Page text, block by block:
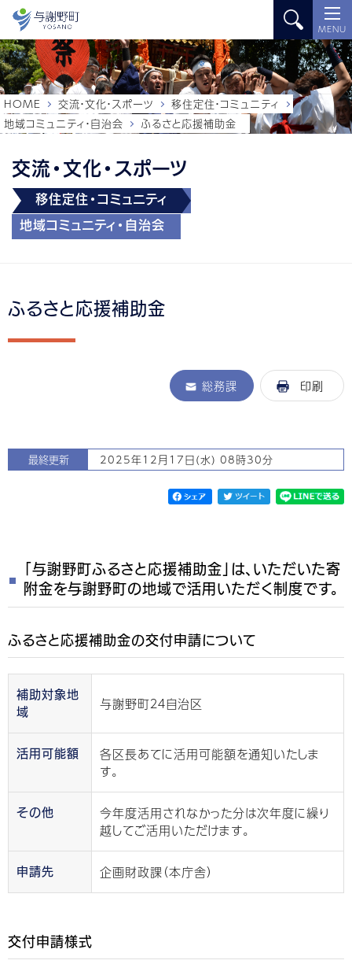
MENU
交流・文化・スポーツ
移住定住・コミュニティ
地域コミュニティ・自治会
HOME 交流・文化・スポーツ
移住定住・コミュニティ
地域コミュニティ・自治会
ふるさと応援補助金
ふるさと応援補助金
総務課 印刷
最終更新 2025年12月17日(水) 08時30分
「与謝野町ふるさと応援補助金」は、いただいた寄
附金を与謝野町の地域で活用いただく制度です。
ふるさと応援補助金の交付申請について
補助対象地
域
与謝野町２４自治区
活用可能額
各区長あてに活用可能額を通知いたしま
す。
その他
今年度活用されなかった分は次年度に繰り
越してご活用いただけます。
申請先 企画財政課（本庁舎）
交付申請様式